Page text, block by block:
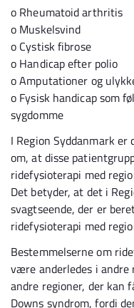
o Rheumatoid arthritis
o Muskelsvind
o Cystisk fibrose
o Handicap efter polio
oAmputationer og
o Fysisk handicap som
sygdomme
I Region Syddanmark
om, at disse
ridefysioterapi med
Det betyder, at det i
svagtseende, der er
ridefysioterapi med
Bestemmelserne om
være anderledes i andre
andre regioner, der kan
Downs syndrom, fordi